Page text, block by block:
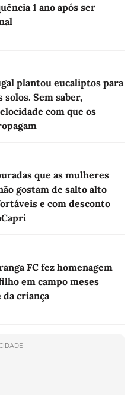
1 ano após ser
plantou eucaliptos para
Sem saber,
com que os
que as mulheres
gostam de salto alto
e com desconto
FC fez homenagem
em campo meses
criança